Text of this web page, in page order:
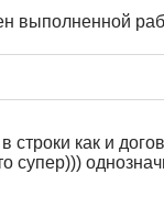
выполненной
строки как и
супер)))